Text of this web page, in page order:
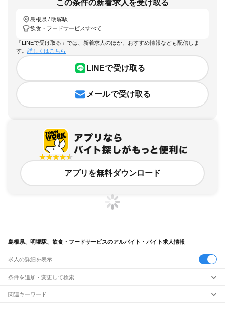
この条件の新着求人を受け取る
島根県 / 明塚駅
飲食・フードサービスすべて
「LINEで受け取る」では、新着求人のほか、おすすめ情報なども配信しま
す。 詳しくはこちら
LINEで受け取る
メールで受け取る
アプリを無料ダウンロード
島根県、明塚駅、飲食・フードサービスのアルバイト・バイト求人情報
求人の詳細を表示
条件を追加・変更して検索
市区町村を追加・変更
関連キーワード